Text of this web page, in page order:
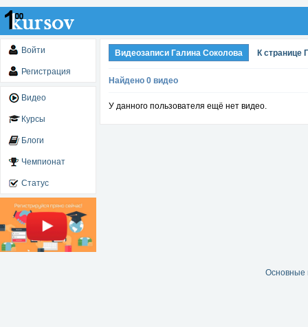
Войти
Регистрация
Видео
Курсы
Блоги
Чемпионат
Статус
Видеозаписи Галина Соколова К странице
Найдено 0 видео
У данного пользователя ещё нет видео.
Основные